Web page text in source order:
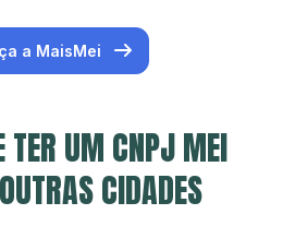
a MaisMei
TER UM CNPJ MEI
CIDADES